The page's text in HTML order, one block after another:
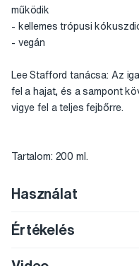
működik
- kellemes trópusi
- vegán
Lee Stafford tanácsa: Az
fel a hajat, és a sampont
vigye fel a teljes fejbőrre.
Tartalom: 200 ml.
Használat
Értékelés